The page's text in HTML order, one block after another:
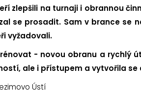
zlepšili na turnaji i obrannou
se prosadit. Sam v brance se
vyžadovali.
- novou obranu a rychlý
ale i přístupem a vytvořila
Ústí